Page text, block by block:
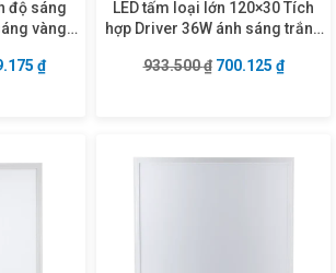
độ sáng
vàng
gốc là: 1.078.900 ₫.
₫Giá hiện tại là: 809.175 ₫.
LED tấm loại lớn 120×30 Tích
hợp Driver 36W ánh sáng trắng
933.500₫ Giá gốc là:
700.125 ₫Giá